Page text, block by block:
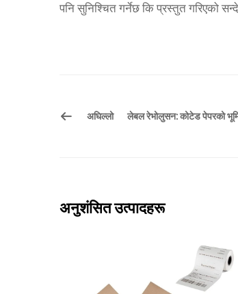
पनि सुनिश्चित गर्नेछ कि प्रस्तुत गरिएको
अघिल्लो लेबल रेभोलुसन: कोटेड पेपरको
अनुशंसित उत्पादहरू